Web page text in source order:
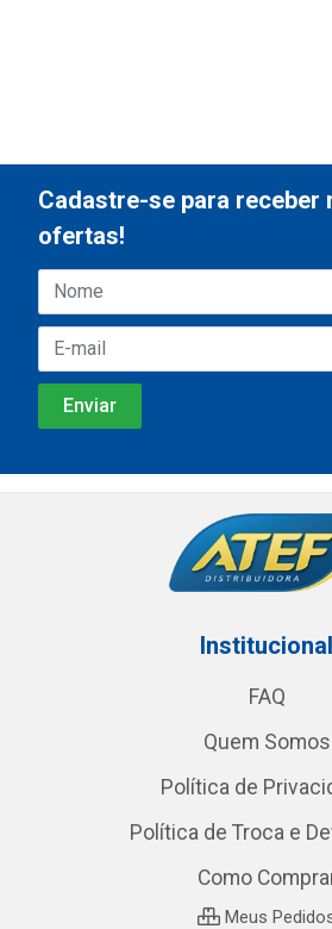
Cadastre-se para receber
ofertas!
Institucional
FAQ
Quem Somos
Política de
Política de Troca e
Como
Meus